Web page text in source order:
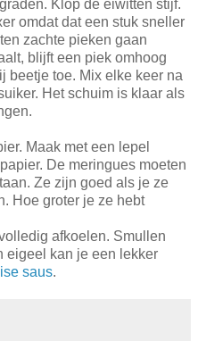
Klop de eiwitten stijf.
omdat dat een stuk sneller
zachte pieken gaan
blijft een piek omhoog
beetje toe. Mix elke keer na
Het schuim is klaar als
Maak met een lepel
De meringues moeten
Ze zijn goed als je ze
Hoe groter je ze hebt
afkoelen. Smullen
eigeel kan je een lekker
saus.